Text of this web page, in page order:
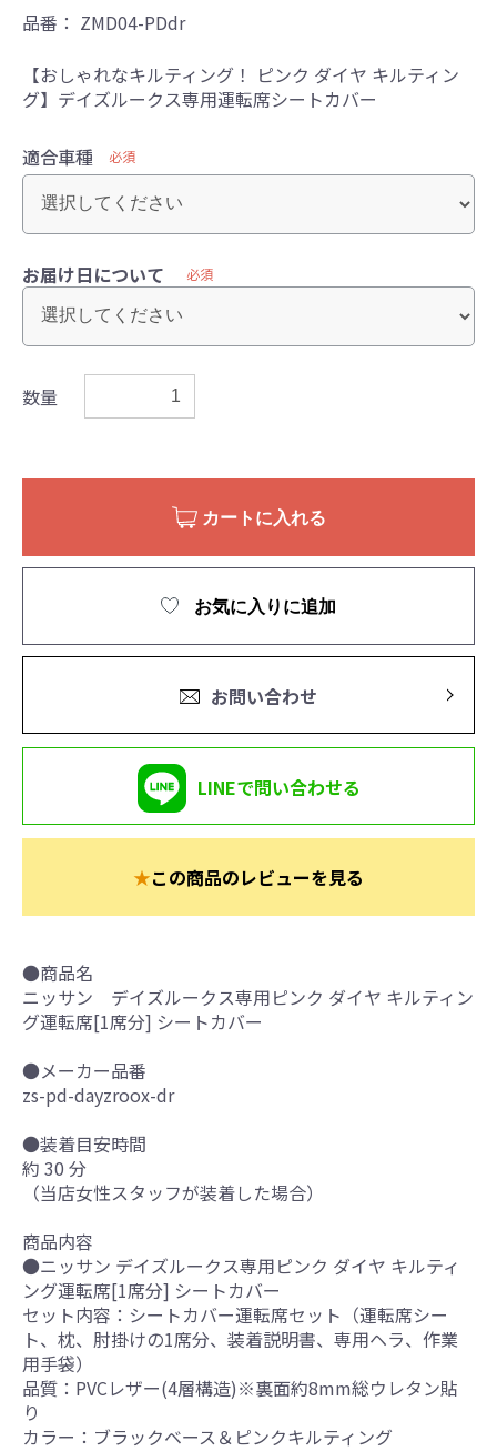
品番： ZMD04-PDdr
【おしゃれなキルティング！ ピンク ダイヤ キルティン
グ】デイズルークス専用運転席シートカバー
適合車種 必須
お届け日について 必須
数量
カートに入れる
お気に入りに追加
お問い合わせ
LINEで問い合わせる
★この商品のレビューを見る
●商品名
ニッサン デイズルークス専用ピンク ダイヤ キルティン
グ運転席[1席分] シートカバー
●メーカー品番
zs-pd-dayzroox-dr
●装着目安時間
約 30 分
（当店女性スタッフが装着した場合）
商品内容
●ニッサン デイズルークス専用ピンク ダイヤ キルティ
ング運転席[1席分] シートカバー
セット内容：シートカバー運転席セット（運転席シー
ト、枕、肘掛けの1席分、装着説明書、専用ヘラ、作業
用手袋）
品質：PVCレザー(4層構造)※裏面約8mm総ウレタン貼
り
カラー：ブラックベース＆ピンクキルティング